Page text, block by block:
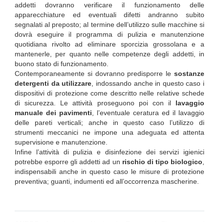
addetti dovranno verificare il funzionamento delle
apparecchiature ed eventuali difetti andranno subito
segnalati al preposto; al termine dell’utilizzo sulle macchine si
dovrà eseguire il programma di pulizia e manutenzione
quotidiana rivolto ad eliminare sporcizia grossolana e a
mantenerle, per quanto nelle competenze degli addetti, in
buono stato di funzionamento.
Contemporaneamente si dovranno predisporre le sostanze
detergenti da utilizzare , indossando anche in questo caso i
dispositivi di protezione come descritto nelle relative schede
di sicurezza. Le attività proseguono poi con il lavaggio
manuale dei pavimenti , l’eventuale ceratura ed il lavaggio
delle pareti verticali; anche in questo caso l’utilizzo di
strumenti meccanici ne impone una adeguata ed attenta
supervisione e manutenzione.
Infine l’attività di pulizia e disinfezione dei servizi igienici
potrebbe esporre gli addetti ad un rischio di tipo biologico
indispensabili anche in questo caso le misure di protezione
preventiva; guanti, indumenti ed all’occorrenza mascherine.